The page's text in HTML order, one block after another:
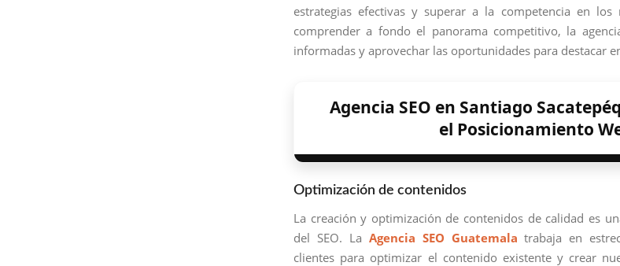
estrategias efectivas y superar a la competencia en los
comprender a fondo el panorama competitivo, la
informadas y aprovechar las oportunidades para destacar
Agencia SEO en Santiago
el Posicionamiento
Optimización de contenidos
La creación y optimización de contenidos de calidad es
del SEO. La Agencia SEO Guatemala trabaja en
clientes para optimizar el contenido existente y crear